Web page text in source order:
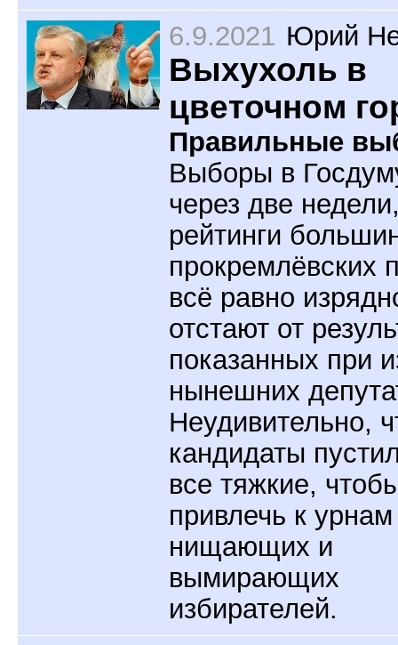
6.9.2021 Юрий
Выхухоль в
цветочном
Правильные
Выборы в
через две
рейтинги
прокремлёвских
всё равно
отстают от
показанных при
нынешних
Неудивительно,
кандидаты
все тяжкие,
привлечь к урнам
нищающих и
вымирающих
избирателей.